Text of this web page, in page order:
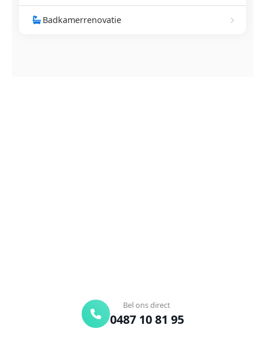
Badkamerrenovatie
Bel ons direct
0487 10 81 95